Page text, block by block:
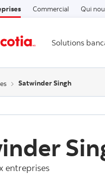
Commercial Qui
Solutions
Satwinder Singh
entreprises